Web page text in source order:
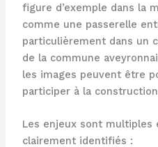
figure d’exemple dans la
comme une passerelle
particulièrement dans un
de la commune
les images peuvent être
participer à la
Les enjeux sont multiples
clairement identifiés :